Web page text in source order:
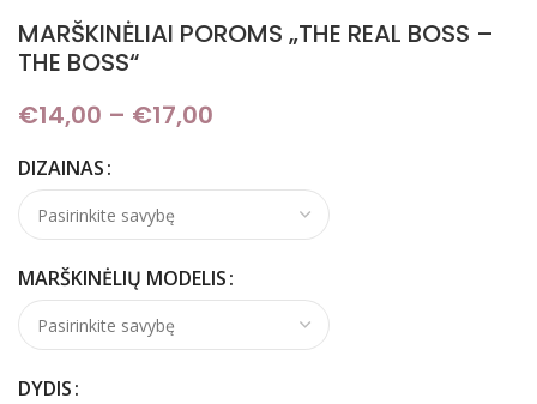
MARŠKINĖLIAI POROMS „THE REAL BOSS –
THE BOSS“
€14,00 – €17,00
DIZAINAS
MARŠKINĖLIŲ MODELIS
DYDIS